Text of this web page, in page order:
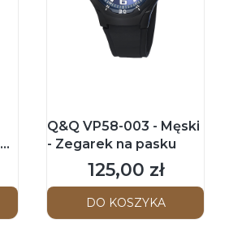
Q&Q VP58-003 - Męski
- Zegarek na pasku
Cena
125,00 zł
DO KOSZYKA